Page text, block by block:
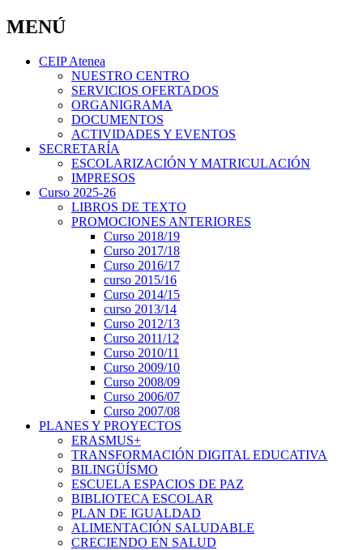
MENÚ
CEIP Atenea
NUESTRO CENTRO
SERVICIOS OFERTADOS
ORGANIGRAMA
DOCUMENTOS
ACTIVIDADES Y EVENTOS
SECRETARÍA
ESCOLARIZACIÓN Y MATRICULACIÓN
IMPRESOS
Curso 2025-26
LIBROS DE TEXTO
PROMOCIONES ANTERIORES
Curso 2018/19
Curso 2017/18
Curso 2016/17
curso 2015/16
Curso 2014/15
curso 2013/14
Curso 2012/13
Curso 2011/12
Curso 2010/11
Curso 2009/10
Curso 2008/09
Curso 2006/07
Curso 2007/08
PLANES Y PROYECTOS
ERASMUS+
TRANSFORMACIÓN DIGITAL EDUCATIVA
BILINGÜÍSMO
ESCUELA ESPACIOS DE PAZ
BIBLIOTECA ESCOLAR
PLAN DE IGUALDAD
ALIMENTACIÓN SALUDABLE
CRECIENDO EN SALUD